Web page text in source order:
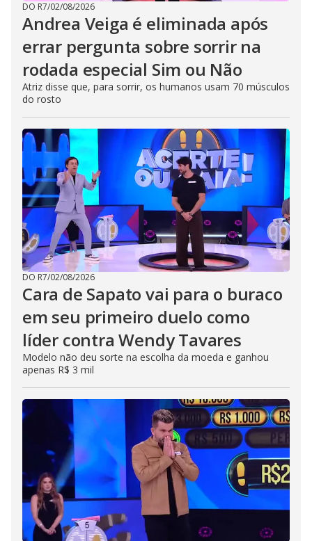
DO R7/02/08/2026
Andrea Veiga é eliminada após
errar pergunta sobre sorrir na
rodada especial Sim ou Não
Atriz disse que, para sorrir, os humanos usam 70 músculos
do rosto
DO R7/02/08/2026
Cara de Sapato vai para o buraco
em seu primeiro duelo como
líder contra Wendy Tavares
Modelo não deu sorte na escolha da moeda e ganhou
apenas R$ 3 mil